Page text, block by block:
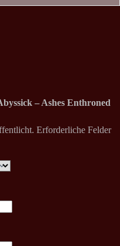
– Ashes Enthroned
Erforderliche Felder